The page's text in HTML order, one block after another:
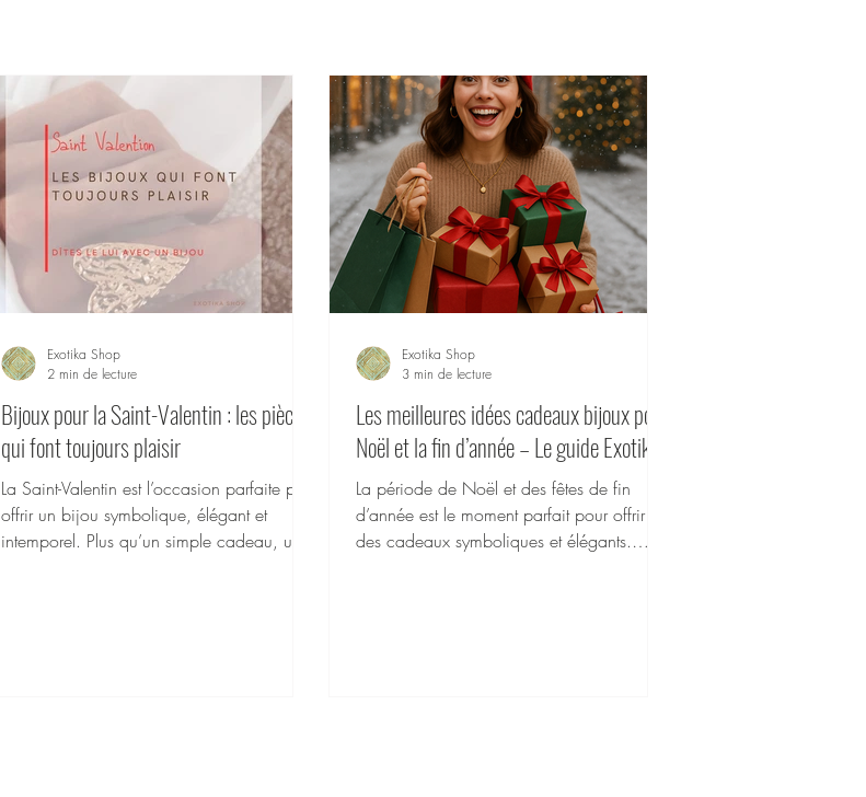
Bijoux pour la Saint-Valentin : les pièces
qui font toujours plaisir
La Saint-Valentin est l’occasion parfaite pour
offrir un bijou symbolique, élégant et
intemporel. Plus qu’un simple cadeau, un
Exotika Shop
2 min de lecture
Les meilleures idées cadeaux bijoux pour
Noël et la fin d’année – Le guide Exotika
La période de Noël et des fêtes de fin
d’année est le moment parfait pour offrir
des cadeaux symboliques et élégants.
Exotika Shop
3 min de lecture